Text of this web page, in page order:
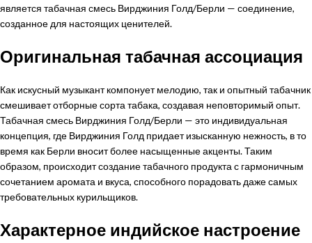
является табачная смесь Вирджиния Голд/Берли — соединение,
созданное для настоящих ценителей.
Оригинальная табачная ассоциация
Как искусный музыкант компонует мелодию, так и опытный табачник
смешивает отборные сорта табака, создавая неповторимый опыт.
Табачная смесь Вирджиния Голд/Берли — это индивидуальная
концепция, где Вирджиния Голд придает изысканную нежность, в то
время как Берли вносит более насыщенные акценты. Таким
образом, происходит создание табачного продукта с гармоничным
сочетанием аромата и вкуса, способного порадовать даже самых
требовательных курильщиков.
Характерное индийское настроение